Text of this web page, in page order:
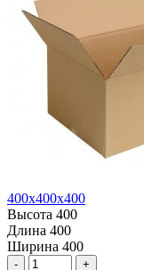
400х400х400
Высота 400
Длина 400
Ширина 400
- +